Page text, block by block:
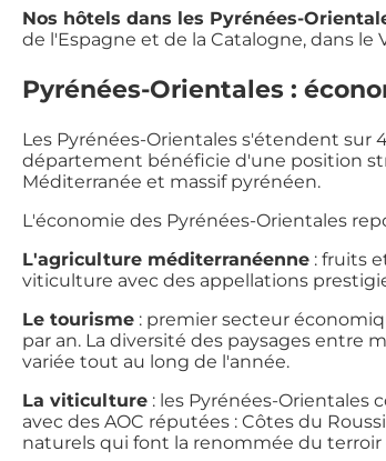
Nos hôtels dans les Pyrénées-
de l'Espagne et de la Catalogne, dans le
Pyrénées-Orientales :
Les Pyrénées-Orientales s'étendent sur
département bénéficie d'une position
Méditerranée et massif pyrénéen.
L'économie des Pyrénées-Orientales
L'agriculture méditerranéenne : fruits
viticulture avec des appellations
Le tourisme : premier secteur
par an. La diversité des paysages
variée tout au long de l'année.
La viticulture : les Pyrénées-
avec des AOC réputées : Côtes du
naturels qui font la renommée du terroir